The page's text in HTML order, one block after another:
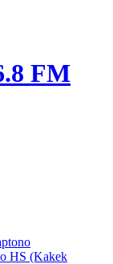
FM
HS (Kakek